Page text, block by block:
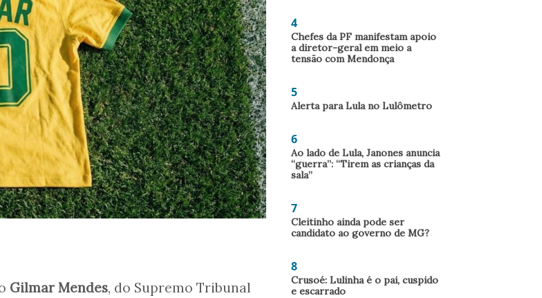
Gilmar Mendes, do Supremo Tribunal
4
Chefes da PF manifestam apoio
a diretor-geral em meio a
tensão com Mendonça
5
Alerta para Lula no Lulômetro
6
Ao lado de Lula, Janones anuncia
“guerra”: “Tirem as crianças da
sala”
7
Cleitinho ainda pode ser
candidato ao governo de MG?
8
Crusoé: Lulinha é o pai, cuspido
e escarrado